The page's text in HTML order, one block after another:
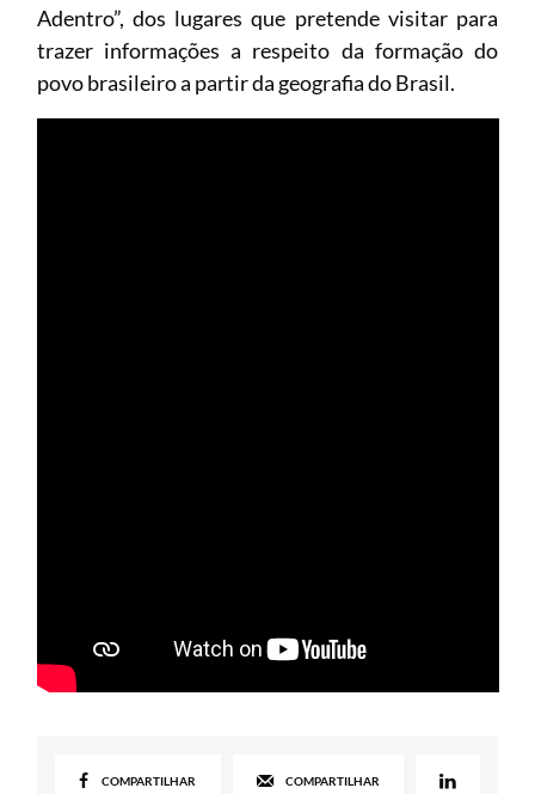
Adentro”, dos lugares que pretende visitar para
trazer informações a respeito da formação do
povo brasileiro a partir da geografia do Brasil.
COMPARTILHAR COMPARTILHAR